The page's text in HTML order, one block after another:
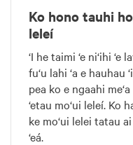
Ko hono tauhi
leleí
‘I he taimi ‘e ni‘ihi ‘e
fu‘u lahi ‘a e hauhau
pea ko e ngaahi
‘etau mo‘ui leleí. Ko
ke mo‘ui lelei tatau ai
‘eá.